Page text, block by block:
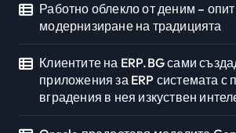
Работно облекло от деним – опит
модернизиране на традицията
Клиентите на ERP.BG сами
приложения за ERP системата с
вградения в нея изкуствен